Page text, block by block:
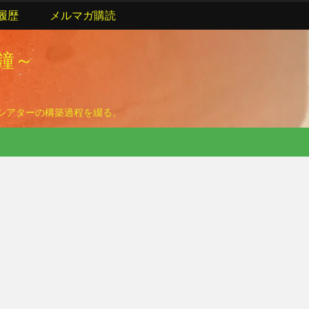
～
ターの構築過程を綴る。
歴 メルマガ購読